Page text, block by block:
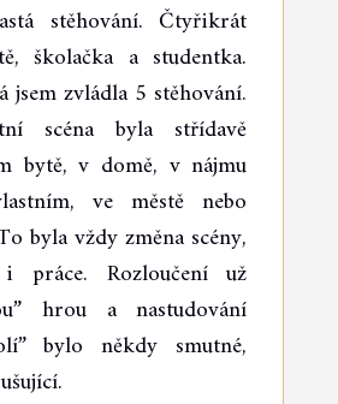
stěhování. Čtyřikrát
školačka a studentka.
jsem zvládla 5 stěhování.
scéna byla střídavě
bytě, v domě, v nájmu
ve městě nebo
byla vždy změna scény,
i práce. Rozloučení už
hrou a nastudování
bylo někdy smutné,